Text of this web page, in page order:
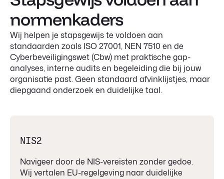
normenkaders
Wij helpen je stapsgewijs te voldoen aan
standaarden zoals ISO 27001, NEN 7510 en de
Cyberbeveiligingswet (Cbw) met praktische gap-
analyses, interne audits en begeleiding die bij jouw
organisatie past. Geen standaard afvinklijstjes, maar
diepgaand onderzoek en duidelijke taal.
NIS2
Navigeer door de NIS-vereisten zonder gedoe.
Wij vertalen EU-regelgeving naar duidelijke